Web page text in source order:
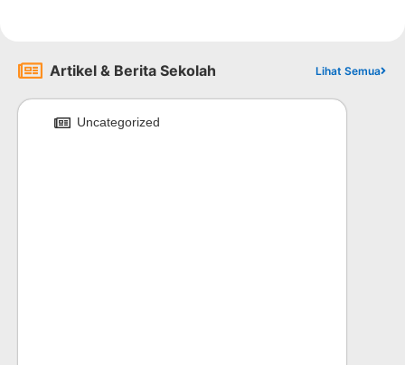
Artikel & Berita Sekolah Lihat Semua
Uncategorized